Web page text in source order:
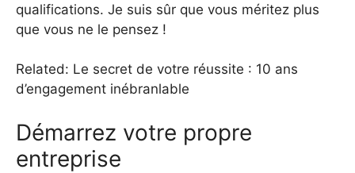
qualifications. Je suis sûr que vous méritez plus
que vous ne le pensez !
Related: Le secret de votre réussite : 10 ans
d’engagement inébranlable
Démarrez votre propre
entreprise